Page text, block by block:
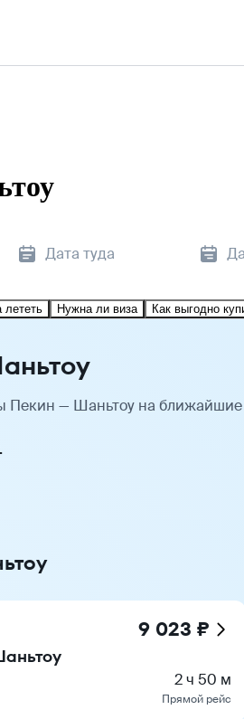
Дата туда
лететь Нужна ли виза Как выгодно
— Шаньтоу на
9 023 ₽
2 ч 50 м
Прямой рейс